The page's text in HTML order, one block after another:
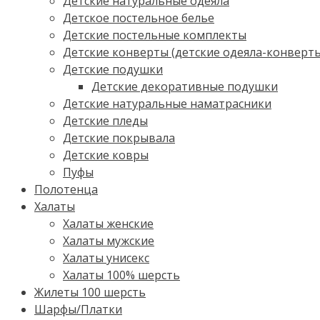
Детское постельное белье
Детские постельные комплекты
Детские конверты (детские одеяла-
Детские подушки
Детские декоративные подушки
Детские натуральные наматрасники
Детские пледы
Детские покрывала
Детские ковры
Пуфы
Полотенца
Халаты
Халаты женские
Халаты мужские
Халаты унисекс
Халаты 100% шерсть
Жилеты 100 шерсть
Шарфы/Платки